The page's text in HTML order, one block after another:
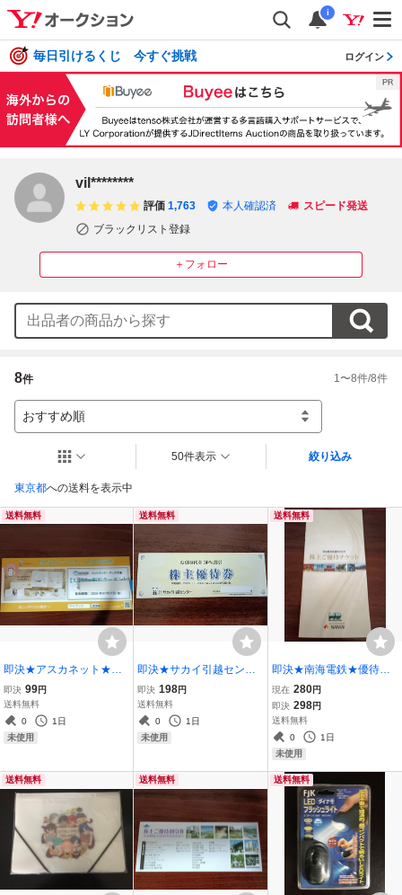
i
毎日引けるくじ 今すぐ挑戦 ログイン
vil********
＋フォロー
評価 1,763 本人確認済
スピード発送
ブラックリスト登録
8件 1 〜8件/8件
おすすめ順
東京都への送料を表示中
50件表示 絞り込み
送料無料
即決★アスカネット★株
主優待★マイブック★100
0円分
即決 99円
送料無料
0
1日
未使用
送料無料
即決★サカイ引越センタ
ー★株主優待★a
即決 198円
送料無料
0
1日
未使用
送料無料
即決★南海電鉄★優待チ
ケット★未使用★送料無
料
現在 280円
即決 298円
送料無料
0
1日
未使用
送料無料 送料無料 送料無料